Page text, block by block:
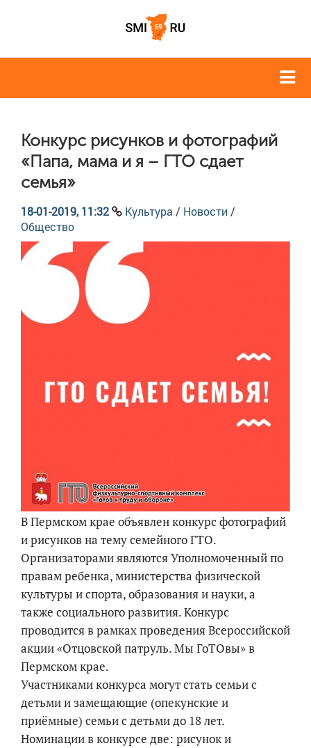
Конкурс рисунков и фотографий
«Папа, мама и я – ГТО сдает
семья»
18-01-2019, 11:32 Культура / Новости /
Общество
В Пермском крае объявлен конкурс фотографий
и рисунков на тему семейного ГТО.
Организаторами являются Уполномоченный по
правам ребенка, министерства физической
культуры и спорта, образования и науки, а
также социального развития. Конкурс
проводится в рамках проведения Всероссийской
акции «Отцовской патруль. Мы ГоТОвы» в
Пермском крае.
Участниками конкурса могут стать семьи с
детьми и замещающие (опекунские и
приёмные) семьи с детьми до 18 лет.
Номинации в конкурсе две: рисунок и